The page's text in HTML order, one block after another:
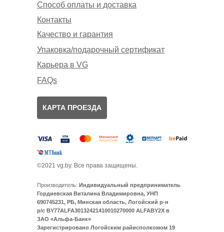
Производитель: Индивидуальный предприниматель
Гордиевская Виталина Владимировна, УНП
690745231, РБ, Минская область, Логойский р-н
р/с BY77ALFA30132421410010270000 ALFABY2X в
ЗАО «Альфа-Банк»
Зарегистрировано Логойским райисполкомом 19
Способ оплаты и доставка
Контакты
КАРТА ПРОЕЗДА
Упаковка/подарочный сертификат
FAQs
Карьера в VG
©2021 vg.by. Все права защищены.
Качество и гарантия